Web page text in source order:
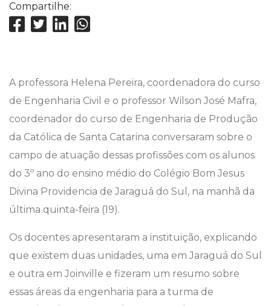
Compartilhe:
A professora Helena Pereira, coordenadora do curso
de Engenharia Civil e o professor Wilson José Mafra,
coordenador do curso de Engenharia de Produção
da Católica de Santa Catarina conversaram sobre o
campo de atuação dessas profissões com os alunos
do 3º ano do ensino médio do Colégio Bom Jesus
Divina Providencia de Jaraguá do Sul, na manhã da
última quinta-feira (19).
Os docentes apresentaram a instituição, explicando
que existem duas unidades, uma em Jaraguá do Sul
e outra em Joinville e fizeram um resumo sobre
essas áreas da engenharia para a turma de